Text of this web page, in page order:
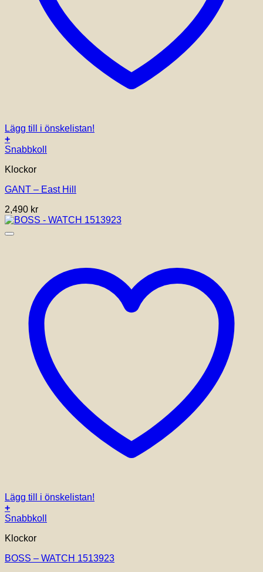
Lägg till i önskelistan!
+
Snabbkoll
Klockor
GANT – East Hill
2,490 kr
Lägg till i önskelistan!
+
Snabbkoll
Klockor
BOSS – WATCH 1513923